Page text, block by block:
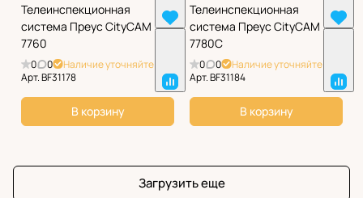
Телеинспекционная
система Преус CityCAM
7760
0 0
Наличие уточняйте
Арт.BF31178
В корзину
Телеинспекционная
система Преус CityCAM
7780C
0 0
Наличие уточняйте
Арт.BF31184
В корзину
Загрузить еще